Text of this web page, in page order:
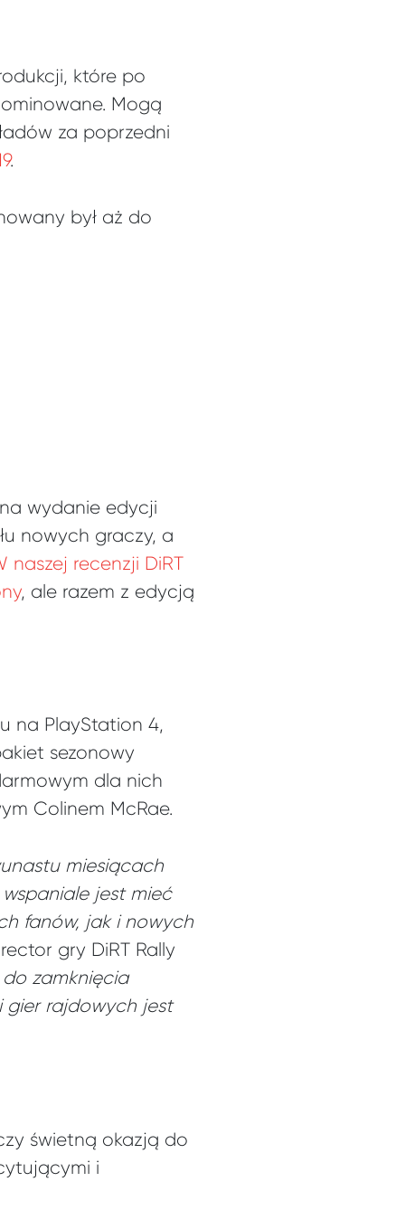
które po
Mogą
za poprzedni
.
był aż do
wydanie edycji
nowych graczy, a
naszej recenzji DiRT
, ale razem z edycją
na PlayStation 4,
sezonowy
dla nich
Colinem McRae.
miesiącach
wspaniale jest mieć
fanów, jak i nowych
gry DiRT Rally
zamknięcia
gier rajdowych jest
świetną okazją do
i